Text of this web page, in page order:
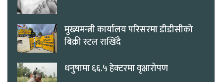
मुख्यमन्त्री कार्यालय परिसरमा डीडीसीको
बिक्री स्टल राखिँदै
धनुषामा ६६.५ हेक्टरमा वृक्षारोपण